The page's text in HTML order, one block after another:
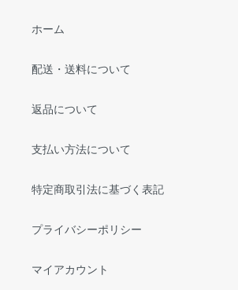
ホーム
配送・送料について
返品について
支払い方法について
特定商取引法に基づく表記
プライバシーポリシー
マイアカウント